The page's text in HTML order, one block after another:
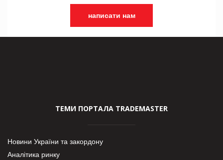
написати нам
ТЕМИ ПОРТАЛА TRADEMASTER
Новини України та закордону
Аналітика ринку